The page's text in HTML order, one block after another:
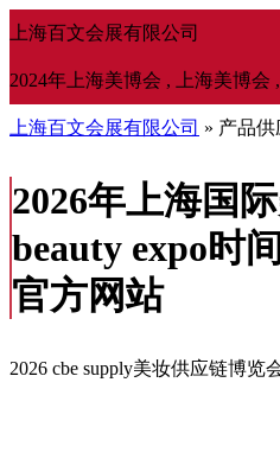
上海百文会展有限公司
2024年上海美博会 , 上海美博会
上海百文会展有限公司 » 产品供
2026年上海国
beauty expo时
官方网站
2026 cbe supply美妆供应链博览